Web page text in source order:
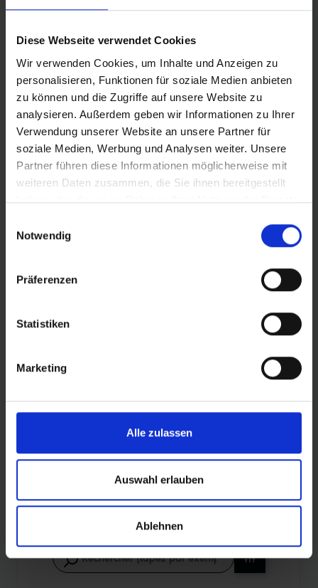
Diese Webseite verwendet Cookies
Wir verwenden Cookies, um Inhalte und Anzeigen zu
personalisieren, Funktionen für soziale Medien anbieten
zu können und die Zugriffe auf unsere Website zu
analysieren. Außerdem geben wir Informationen zu Ihrer
Verwendung unserer Website an unsere Partner für
soziale Medien, Werbung und Analysen weiter. Unsere
Partner führen diese Informationen möglicherweise mit
weiteren Daten zusammen, die Sie ihnen bereitgestellt
haben oder die sie im Rahmen Ihrer Nutzung der Dienste
Notwendig
Präferenzen
Statistiken
Marketing
Alle zulassen
Auswahl erlauben
Ablehnen
INFORMATIONS SUR LES PRODUITS
La fusée Cross-Country ! Combine vitesse et contrôle en
virages au plus haut niveau possible. Très polyvalent
quelle que soit la piste.
bande de roulement intelligemment conçue,
tout en restant adhérente
ADDIX Compound
Trouvez encore plus rapidement le pneu qui
vous convient. Utilisez la fonction de recherche
pour affiner votre sélection ou filtrez le tableau
intéressent. Triez les pneus à l'aide des flèches.